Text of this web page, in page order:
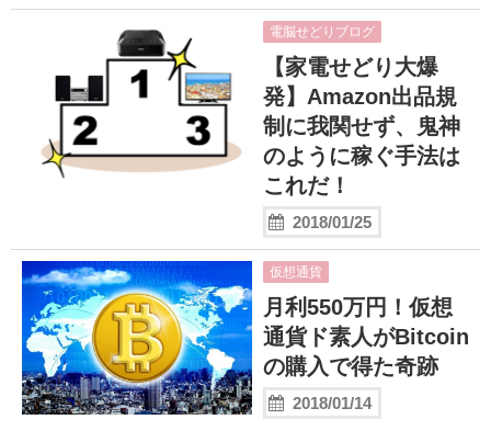
電脳せどりブログ
【家電せどり大爆
発】Amazon出品規
制に我関せず、鬼神
のように稼ぐ手法は
これだ！
2018/01/25
仮想通貨
月利550万円！仮想
通貨ド素人がBitcoin
の購入で得た奇跡
2018/01/14